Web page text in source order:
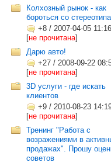
Колхозный рынок - как
бороться со
+8 / 2007-04-05
[не прочитана]
Дарю авто!
+27 / 2008-09-22
[не прочитана]
3D услуги - где искать
клиентов
+9 / 2010-08-23
[не прочитана]
Тренинг "Работа с
возражениями в
продажах". Прошу
советов